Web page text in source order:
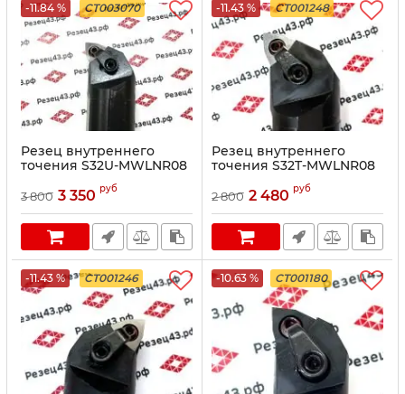
-11.84 % CT003070
Резец внутреннего
точения S32U-MWLNR08
3 800 3 350 руб
-11.43 % CT001248
Резец внутреннего
точения S32T-MWLNR08
2 800 2 480 руб
-11.43 % CT001246 -10.63 % CT001180